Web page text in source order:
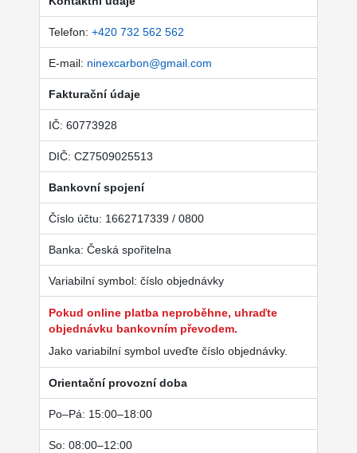
Telefon: +420 732 562 562
E-mail: ninexcarbon@gmail.com
Fakturační údaje
IČ: 60773928
DIČ: CZ7509025513
Bankovní spojení
Číslo účtu: 1662717339 / 0800
Banka: Česká spořitelna
Variabilní symbol: číslo objednávky
Pokud online platba neproběhne, uhraďte
objednávku bankovním převodem.
Jako variabilní symbol uveďte číslo objednávky.
Orientační provozní doba
Po–Pá: 15:00–18:00
So: 08:00–12:00